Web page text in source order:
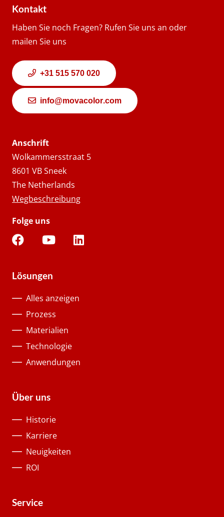
Kontakt
Haben Sie noch Fragen? Rufen Sie uns an oder
mailen Sie uns
+31 515 570 020
info@movacolor.com
Anschrift
Wolkammersstraat 5
8601 VB Sneek
The Netherlands
Wegbeschreibung
Folge uns
Lösungen
Alles anzeigen
Prozess
Materialien
Technologie
Anwendungen
Über uns
Historie
Karriere
Neuigkeiten
ROI
Service